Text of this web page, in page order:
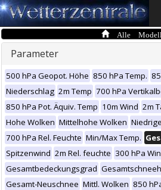
Alle
Parameter
500 hPa Geopot. Höhe 850 hPa Temp.
Niederschlag 2m Temp 700 hPa
850 hPa Pot. Äquiv. Temp 10m Wind 2m
Hohe Wolken Mittelhohe Wolken
700 hPa Rel. Feuchte Min/Max Temp.
Spitzenwind 2m Rel. feuchte 300 hPa
Gesamtbedeckungsgrad
Gesamt-Neuschnee Mittl. Wolken 850